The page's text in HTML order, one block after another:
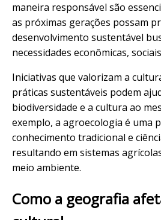
maneira responsável são
as próximas gerações possam
desenvolvimento sustentável
necessidades econômicas,
Iniciativas que valorizam a
práticas sustentáveis podem
biodiversidade e a cultura ao
exemplo, a agroecologia é uma
conhecimento tradicional e
resultando em sistemas
meio ambiente.
Como a geografia